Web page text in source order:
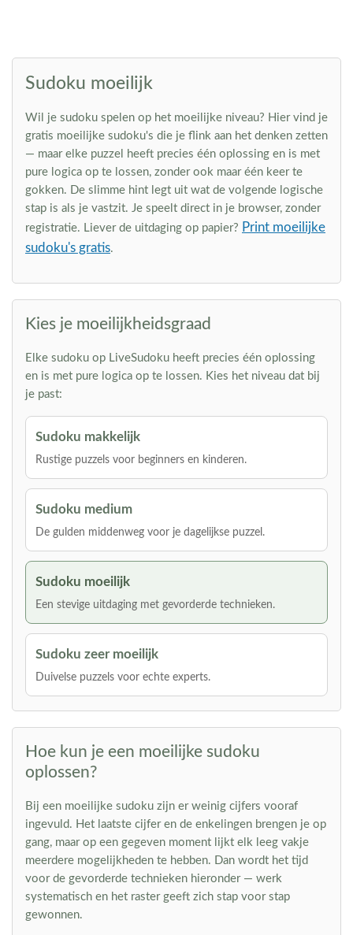
Sudoku moeilijk
Wil je sudoku spelen op het moeilijke niveau? Hier vind je
gratis moeilijke sudoku's die je flink aan het denken zetten
— maar elke puzzel heeft precies één oplossing en is met
pure logica op te lossen, zonder ook maar één keer te
gokken. De slimme hint legt uit wat de volgende logische
stap is als je vastzit. Je speelt direct in je browser, zonder
registratie. Liever de uitdaging op papier? Print moeilijke
sudoku's gratis.
Kies je moeilijkheidsgraad
Elke sudoku op LiveSudoku heeft precies één oplossing
en is met pure logica op te lossen. Kies het niveau dat bij
je past:
Sudoku makkelijk
Rustige puzzels voor beginners en kinderen.
Sudoku medium
De gulden middenweg voor je dagelijkse puzzel.
Sudoku moeilijk
Een stevige uitdaging met gevorderde technieken.
Sudoku zeer moeilijk
Duivelse puzzels voor echte experts.
Hoe kun je een moeilijke sudoku
oplossen?
Bij een moeilijke sudoku zijn er weinig cijfers vooraf
ingevuld. Het laatste cijfer en de enkelingen brengen je op
gang, maar op een gegeven moment lijkt elk leeg vakje
meerdere mogelijkheden te hebben. Dan wordt het tijd
voor de gevorderde technieken hieronder — werk
systematisch en het raster geeft zich stap voor stap
gewonnen.